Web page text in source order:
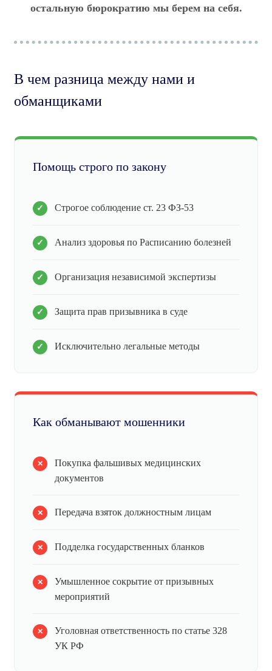
остальную бюрократию мы берем на себя.
В чем разница между нами и
обманщиками
Помощь строго по закону
Строгое соблюдение ст. 23 ФЗ-53
Анализ здоровья по Расписанию болезней
Организация независимой экспертизы
Защита прав призывника в суде
Исключительно легальные методы
Как обманывают мошенники
Покупка фальшивых медицинских
документов
Передача взяток должностным лицам
Подделка государственных бланков
Умышленное сокрытие от призывных
мероприятий
Уголовная ответственность по статье 328
УК РФ